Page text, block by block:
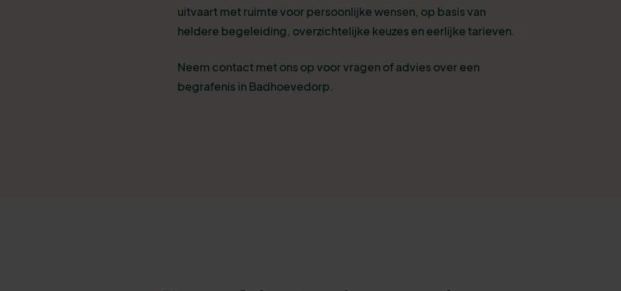
uitvaart met ruimte voor persoonlijke wensen, op basis van
heldere begeleiding, overzichtelijke keuzes en eerlijke tarieven.
Neem contact met ons op voor vragen of advies over een
begrafenis in Badhoevedorp.